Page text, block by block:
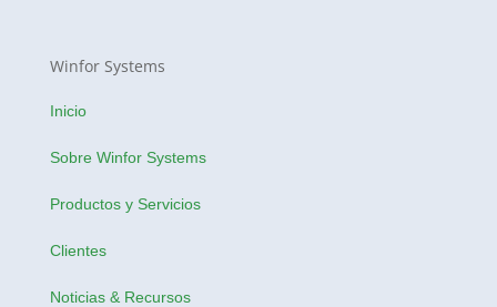
Winfor Systems
Inicio
Sobre Winfor Systems
Productos y Servicios
Clientes
Noticias & Recursos